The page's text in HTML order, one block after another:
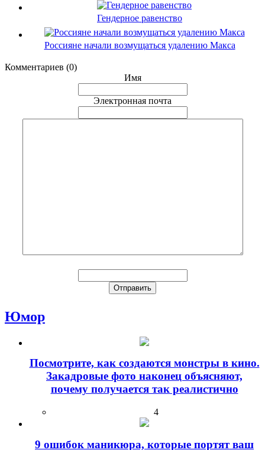
Гендерное равенство
Россияне начали возмущаться удалению Макса
Комментариев (0)
Имя
Электронная почта
Юмор
Посмотрите, как создаются монстры в кино.
Закадровые фото наконец объясняют,
почему получается так реалистично
4
9 ошибок маникюра, которые портят ваш